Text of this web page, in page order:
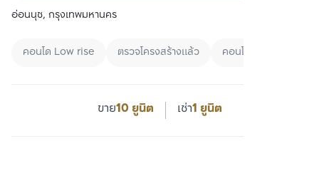
อ่อนนุช, กรุงเทพมหานคร
คอนโด Low rise ตรวจโครงสร้างแล้ว คอนโด+Specific
ขาย10 ยูนิต เช่า1 ยูนิต